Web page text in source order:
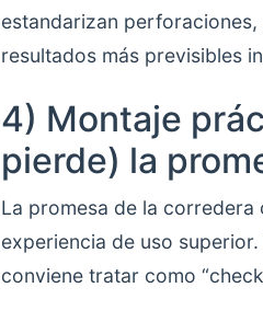
estandarizan
resultados más previsibles
4) Montaje
pierde) la
La promesa de la
experiencia de uso
conviene tratar como